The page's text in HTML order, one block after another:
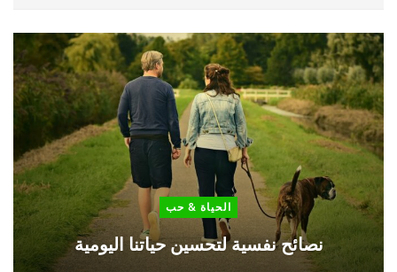
الحياة & حب
نصائح نفسية لتحسين حياتنا اليومية